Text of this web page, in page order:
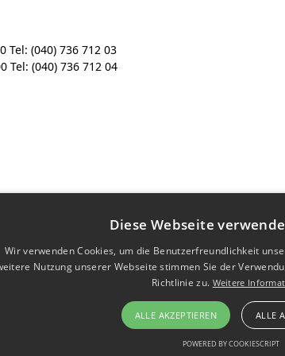
(040) 736 712 03
Tel: (040) 736 712 04
Diese Webseite
Wir verwenden Cookies, um die Benutzerfreundlichkeit
Nutzung unserer Webseite stimmen Sie der
Richtlinie zu. Weitere
ALLE AKZEPTIEREN ALLE
POWERED BY COOKIESCRIPT